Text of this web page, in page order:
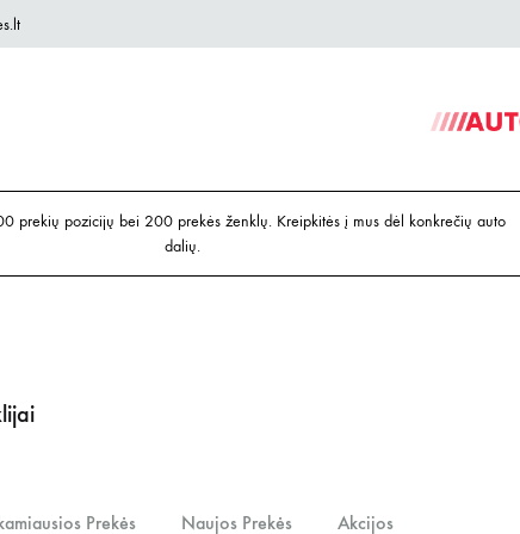
geriausiomis
prekių pozicijų bei 200 prekės ženklų. Kreipkitės į mus dėl konkrečių auto
dalių.
Prekės Naujos Prekės Akcijos